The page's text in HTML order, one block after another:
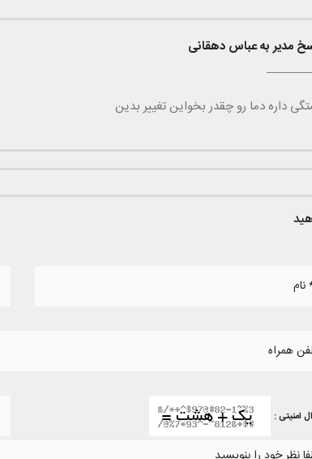
مدیر به عباس دهقانی
داره دما رو چقدر بخواین تغییر بدین
امنیتی :